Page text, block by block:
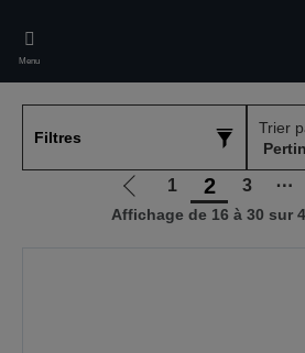
main
content
Menu
Filtres
Trier
Aller
à
1 2 3 ⋯
Affichage de 16 à 30 sur